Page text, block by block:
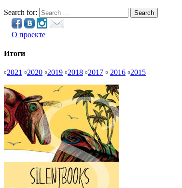
Search for: Search
О проекте
Итоги
▫2021 ▫2020 ▫2019 ▫2018 ▫2017 ▫ 2016 ▫2015